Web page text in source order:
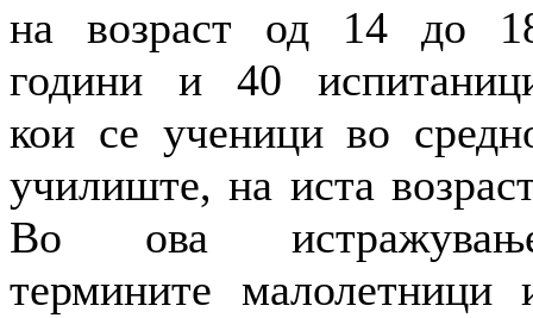
на возраст од 14 до
години и 40
кои се ученици во
училиште, на иста
Во ова
термините малолетници